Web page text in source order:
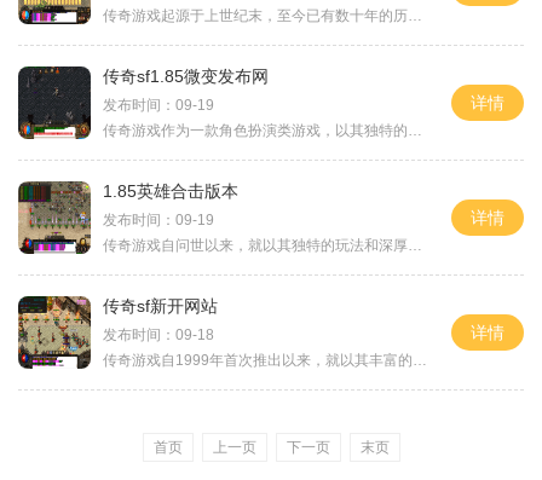
传奇游戏起源于上世纪末，至今已有数十年的历史。它以其经典的三职业设定（战士、法师、道士）和广袤的游戏地图而闻名。在这个虚拟的世界中，玩家可以选择不同的角色，展开各自的冒险旅程。无论是与怪物战斗、组队打怪，还是进行PK对战，传奇游戏都能提供丰
传奇sf1.85微变发布网
发布时间：09-19
传奇游戏作为一款角色扮演类游戏，以其独特的玩法和丰富的社交系统，吸引了大批忠实玩家。在传奇SF1.85微变版本中，游戏的画面虽不如现代游戏那般精美，但其独特的游戏机制和深厚的文化底蕴却让玩家们乐此不疲。玩家在游戏中可以选择不同的职业，如战士
详情
1.85英雄合击版本
发布时间：09-19
传奇游戏自问世以来，就以其独特的玩法和深厚的玩家基础，成为了网络游戏中的经典。1.85英雄合击版本在保持原有传奇特色的基础上，进行了多方面的优化，使得游戏体验更加顺畅。玩家可以选择不同的职业，如战士、法师、道士等，每个职业都有其独特的技能和
详情
传奇sf新开网站
发布时间：09-18
传奇游戏自1999年首次推出以来，就以其丰富的游戏内容和独特的社交互动吸引了无数玩家。在传奇的世界里，玩家可以选择不同的职业进行角色扮演，探索广阔的地图，与其他玩家展开激烈的战斗，完成各种任务，获得丰厚的奖励。这种自由度和互动性，使得每位玩
详情
首页 上一页 下一页 末页